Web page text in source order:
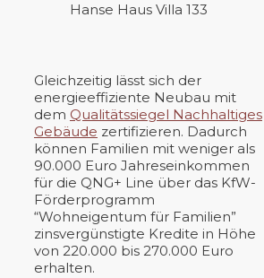
Hanse Haus Villa 133
Gleichzeitig lässt sich der
energieeffiziente Neubau mit
dem Qualitätssiegel Nachhaltiges
Gebäude zertifizieren. Dadurch
können Familien mit weniger als
90.000 Euro Jahreseinkommen
für die QNG+ Line über das KfW-
Förderprogramm
“Wohneigentum für Familien”
zinsvergünstigte Kredite in Höhe
von 220.000 bis 270.000 Euro
erhalten.